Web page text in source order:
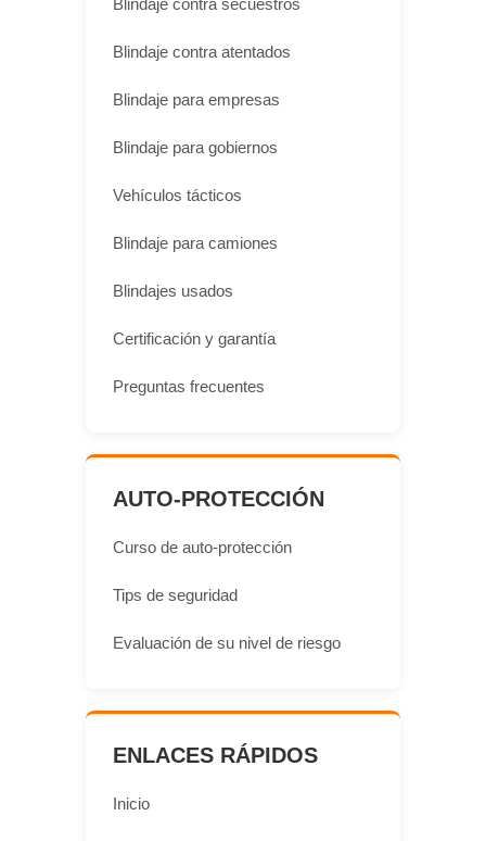
Blindaje contra secuestros
Blindaje contra atentados
Blindaje para empresas
Blindaje para gobiernos
Vehículos tácticos
Blindaje para camiones
Blindajes usados
Certificación y garantía
Preguntas frecuentes
AUTO-PROTECCIÓN
Curso de auto-protección
Tips de seguridad
Evaluación de su nivel de riesgo
ENLACES RÁPIDOS
Inicio